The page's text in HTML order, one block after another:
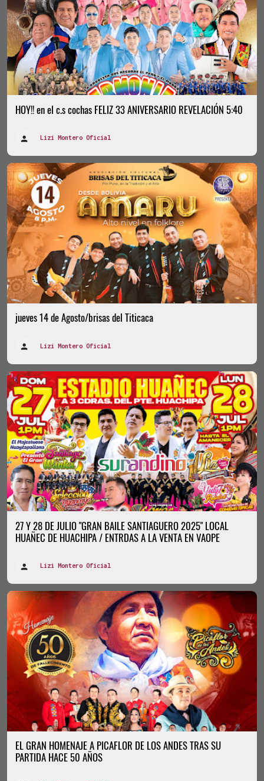
HOY!! en el c.s cochas FELIZ 33 ANIVERSARIO REVELACIÓN 5:40
Lizi Montero Oficial
jueves 14 de Agosto/brisas del Titicaca
Lizi Montero Oficial
27 Y 28 DE JULIO "GRAN BAILE SANTIAGUERO 2025" LOCAL
HUAÑEC DE HUACHIPA / ENTRDAS A LA VENTA EN VAOPE
Lizi Montero Oficial
EL GRAN HOMENAJE A PICAFLOR DE LOS ANDES TRAS SU
PARTIDA HACE 50 AÑOS